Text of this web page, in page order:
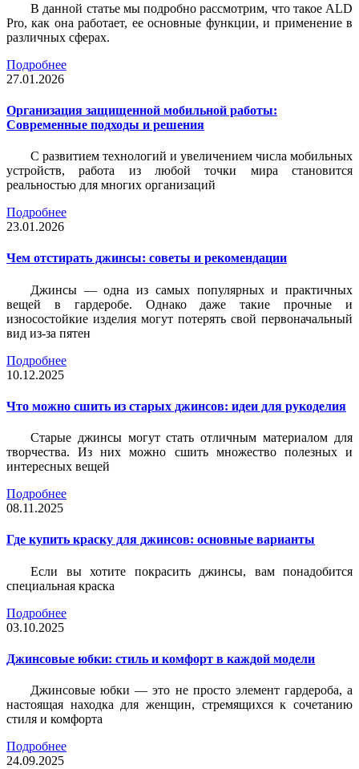
В данной статье мы подробно рассмотрим, что такое ALD
Pro, как она работает, ее основные функции, и применение в
различных сферах.
Подробнее
27.01.2026
Организация защищенной мобильной работы:
Современные подходы и решения
С развитием технологий и увеличением числа мобильных
устройств, работа из любой точки мира становится
реальностью для многих организаций
Подробнее
23.01.2026
Чем отстирать джинсы: советы и рекомендации
Джинсы — одна из самых популярных и практичных
вещей в гардеробе. Однако даже такие прочные и
износостойкие изделия могут потерять свой первоначальный
вид из-за пятен
Подробнее
10.12.2025
Что можно сшить из старых джинсов: идеи для рукоделия
Старые джинсы могут стать отличным материалом для
творчества. Из них можно сшить множество полезных и
интересных вещей
Подробнее
08.11.2025
Где купить краску для джинсов: основные варианты
Если вы хотите покрасить джинсы, вам понадобится
специальная краска
Подробнее
03.10.2025
Джинсовые юбки: стиль и комфорт в каждой модели
Джинсовые юбки — это не просто элемент гардероба, а
настоящая находка для женщин, стремящихся к сочетанию
стиля и комфорта
Подробнее
24.09.2025